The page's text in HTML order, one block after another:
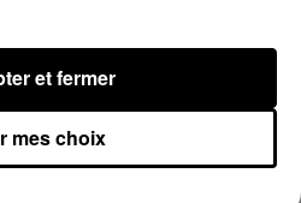
mes choix
et fermer